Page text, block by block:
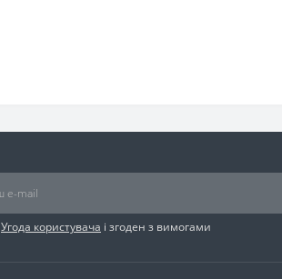
Угода користувача і згоден з вимогами